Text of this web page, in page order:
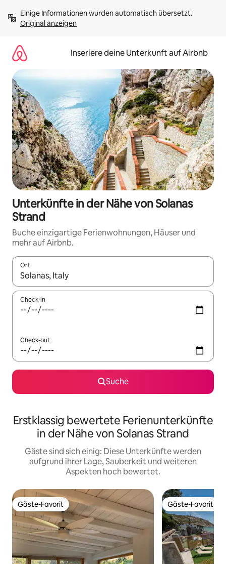
Inhalten
springenOriginal anzeigen
Inseriere deine Unterkunft auf Airbnb
Unterkünfte in der Nähe von Solanas
Strand
Buche einzigartige Ferienwohnungen, Häuser und
mehr auf Airbnb.
Ort
Wenn Ergebnisse verfügbar sind, navigiere mit den
Check-in
Check-out
Suche
Erstklassig bewertete Ferienunterkünfte
in der Nähe von Solanas Strand
Gäste sind sich einig: Diese Unterkünfte werden
aufgrund ihrer Lage, Sauberkeit und weiteren
Aspekten hoch bewertet.
Gäste-Favorit
Gäste-Favorit Gäste-Favorit
Gäste-Favorit